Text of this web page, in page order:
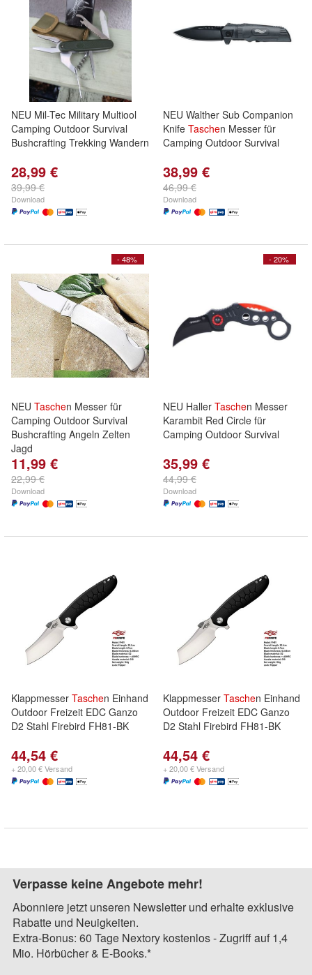
NEU Mil-Tec Military Multiool
Camping Outdoor Survival
Bushcrafting Trekking Wandern
28,99 €
39,99 €
Download
NEU Walther Sub Companion
Knife Taschen Messer für
Camping Outdoor Survival
38,99 €
46,99 €
Download
- 48%
NEU Taschen Messer für
Camping Outdoor Survival
Bushcrafting Angeln Zelten
Jagd
11,99 €
22,99 €
Download
- 20%
NEU Haller Taschen Messer
Karambit Red Circle für
Camping Outdoor Survival
35,99 €
44,99 €
Download
Klappmesser Taschen Einhand
Outdoor Freizeit EDC Ganzo
D2 Stahl Firebird FH81-BK
44,54 €
+ 20,00 € Versand
Klappmesser Taschen Einhand
Outdoor Freizeit EDC Ganzo
D2 Stahl Firebird FH81-BK
44,54 €
+ 20,00 € Versand
Verpasse keine Angebote mehr!
Abonniere jetzt unseren Newsletter und erhalte exklusive
Rabatte und Neuigkeiten.
Extra-Bonus: 60 Tage Nextory kostenlos - Zugriff auf 1,4
Mio. Hörbücher & E-Books.*